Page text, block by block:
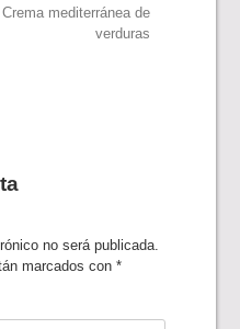
Crema mediterránea de
verduras
no será publicada.
marcados con*